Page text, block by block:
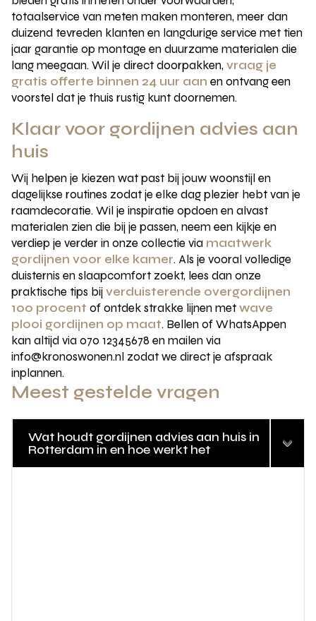
totaalservice van meten maken monteren, meer dan
duizend tevreden klanten en langdurige service met tien
jaar garantie op montage en duurzame materialen die
lang meegaan. Wil je direct doorpakken,vraag je
gratis offerte binnen 24 uur aan en ontvang een
voorstel dat je thuis rustig kunt doornemen.
Klaar voor gordijnen advies aan
huis
Wij helpen je kiezen wat past bij jouw woonstijl en
dagelijkse routines zodat je elke dag plezier hebt van je
raamdecoratie. Wil je inspiratie opdoen en alvast
materialen zien die bij je passen, neem een kijkje en
verdiep je verder in onze collectie via maatwerk
gordijnen voor elke kamer. Als je vooral volledige
duisternis en slaapcomfort zoekt, lees dan onze
praktische tips bijverduisterende overgordijnen
100 procent of ontdek strakke lijnen metwave
plooi gordijnen op maat. Bellen of WhatsAppen
kan altijd via 070 12345678 en mailen via
info@kronoswonen.nl zodat we direct je afspraak
inplannen.
Meest gestelde vragen
Wat houdt gordijnen advies aan huis in
Rotterdam in en hoe werkt het